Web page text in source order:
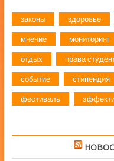
законы здоровье
мнение мониторинг
отдых права
событие стипендия
фестиваль